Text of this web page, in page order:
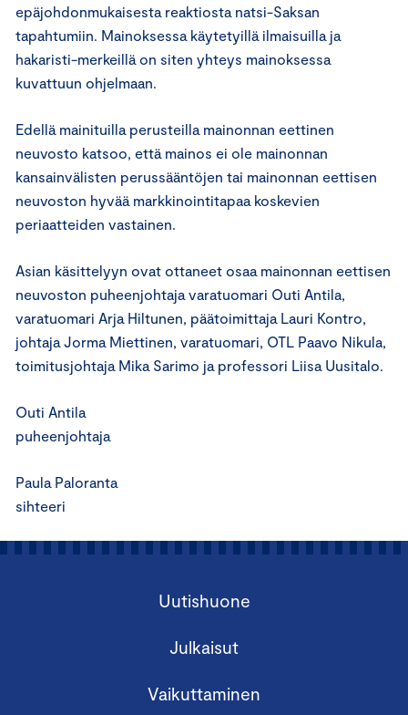
epäjohdonmukaisesta reaktiosta natsi-Saksan
tapahtumiin. Mainoksessa käytetyillä ilmaisuilla ja
hakaristi-merkeillä on siten yhteys mainoksessa
kuvattuun ohjelmaan.
Edellä mainituilla perusteilla mainonnan eettinen
neuvosto katsoo, että mainos ei ole mainonnan
kansainvälisten perussääntöjen tai mainonnan eettisen
neuvoston hyvää markkinointitapaa koskevien
periaatteiden vastainen.
Asian käsittelyyn ovat ottaneet osaa mainonnan eettisen
neuvoston puheenjohtaja varatuomari Outi Antila,
varatuomari Arja Hiltunen, päätoimittaja Lauri Kontro,
johtaja Jorma Miettinen, varatuomari, OTL Paavo Nikula,
toimitusjohtaja Mika Sarimo ja professori Liisa Uusitalo.
Outi Antila
puheenjohtaja
Paula Paloranta
sihteeri
Uutishuone
Julkaisut
Vaikuttaminen